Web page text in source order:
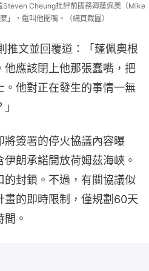
Cheung批評前國務卿蓬佩奧（Mike
」，還叫他閉嘴。（網頁截圖）
推文並回覆道：「蓬佩奧根
他應該閉上他那張蠢嘴，把
他對正在發生的事情一無
簽署的停火協議內容曝
朗承諾開放荷姆茲海峽。
封鎖。不過，有關協議似
畫的即時限制，僅規劃60天
。